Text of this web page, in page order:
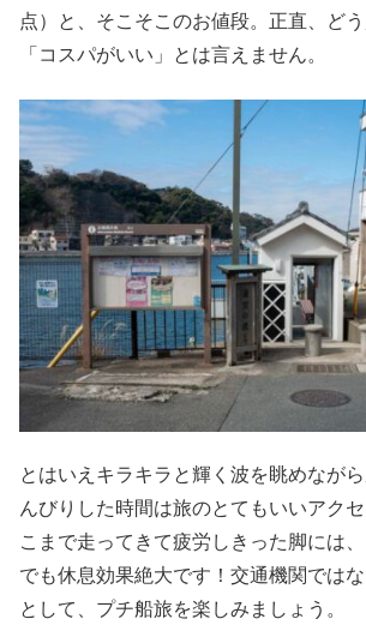
点）と、そこそこのお値段。正直、ど
「コスパがいい」とは言えません。
とはいえキラキラと輝く波を眺めなが
んびりした時間は旅のとてもいいアク
こまで走ってきて疲労しきった脚には
でも休息効果絶大です！交通機関では
として、プチ船旅を楽しみましょう。